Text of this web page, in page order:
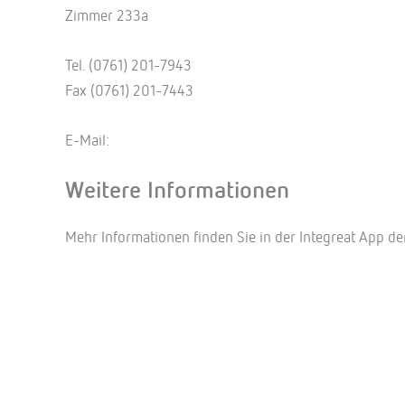
Zimmer 233a
Tel. (0761) 201-7943
Fax (0761) 201-7443
E-Mail:
Weitere Informationen
Mehr Informationen finden Sie in der Integreat App